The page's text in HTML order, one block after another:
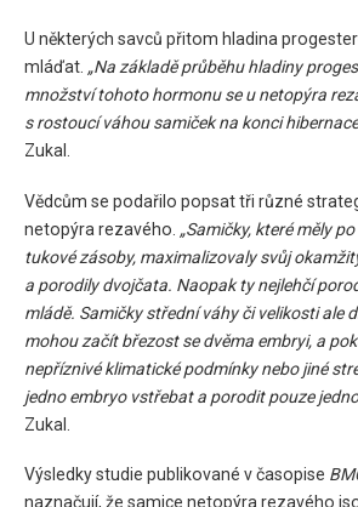
U některých savců přitom hladina
mláďat. „Na základě průběhu hladiny
množství tohoto hormonu se u netopýra
s rostoucí váhou samiček na konci
Zukal.
Vědcům se podařilo popsat tři různé
netopýra rezavého. „Samičky, které měly
tukové zásoby, maximalizovaly svůj
a porodily dvojčata. Naopak ty nejlehčí
mládě. Samičky střední váhy či velikosti ale
mohou začít březost se dvěma embryi, a
nepříznivé klimatické podmínky nebo jiné
jedno embryo vstřebat a porodit pouze
Zukal.
Výsledky studie publikované v časopise
naznačují, že samice netopýra rezavého